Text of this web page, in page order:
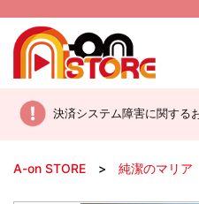
決済システム障害に関する
A-on STORE 純潔のマリア